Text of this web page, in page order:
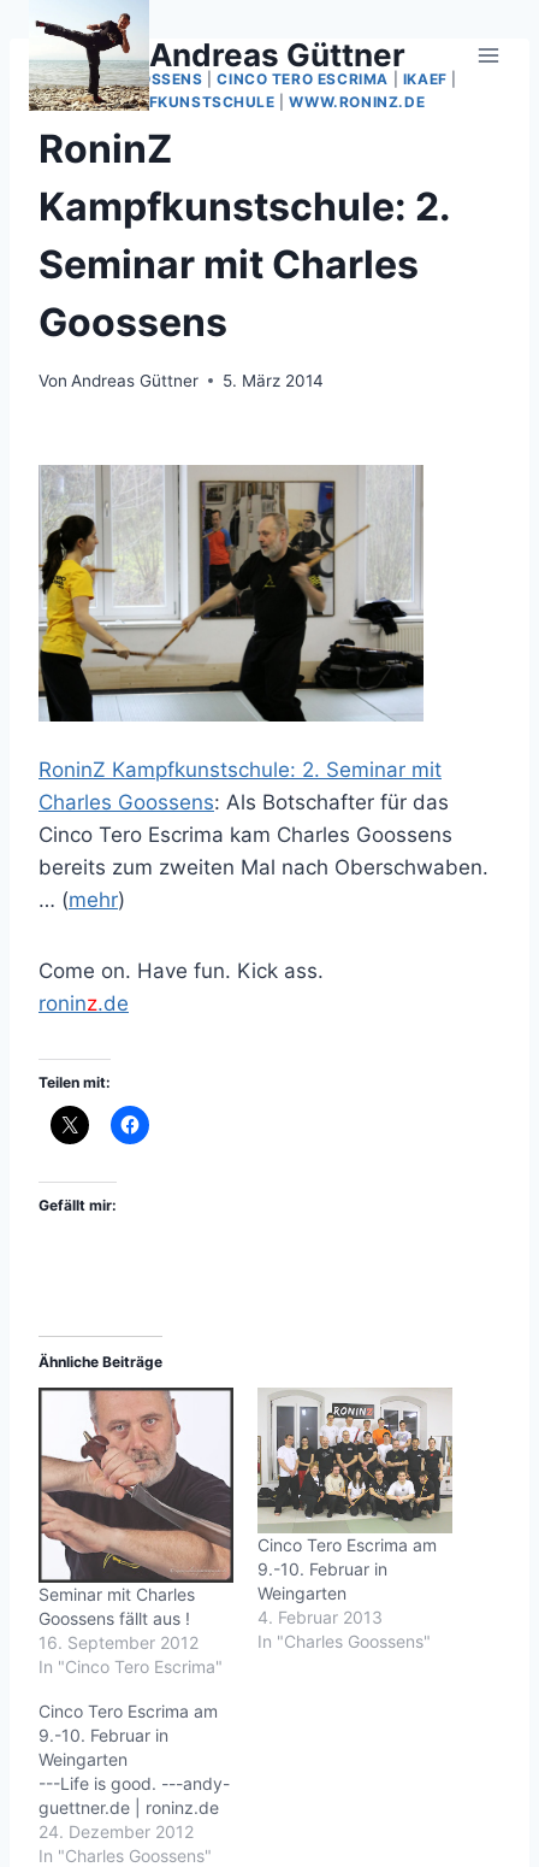
Zum
springen
Andreas Güttner
CHARLES GOOSSENS |CINCO TERO ESCRIMA IKAEF
RONINZ KAMPFKUNSTSCHULE |WWW.RONINZ.DE
RoninZ
Kampfkunstschule: 2.
Seminar mit Charles
Goossens
Von Andreas Güttner 5. März 2014
RoninZ Kampfkunstschule: 2. Seminar mit
Charles Goossens: Als Botschafter für das
Cinco Tero Escrima kam Charles Goossens
bereits zum zweiten Mal nach Oberschwaben.
… (mehr)
Come on. Have fun. Kick ass.
roninz.de
Teilen mit:
Gefällt mir:
Ähnliche Beiträge
Seminar mit Charles
Goossens fällt aus !
16. September 2012
In "Cinco Tero Escrima"
Cinco Tero Escrima am
9.-10. Februar in
Weingarten
4. Februar 2013
In "Charles Goossens"
Cinco Tero Escrima am
9.-10. Februar in
Weingarten
---Life is good. ---andy-
guettner.de | roninz.de
24. Dezember 2012
In "Charles Goossens"